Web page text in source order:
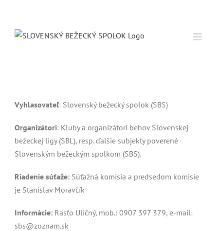
content
Vyhlasovateľ: Slovenský bežecký spolok (SBS)
Organizátori: Kluby a organizátori behov Slovenskej
bežeckej ligy (SBL), resp. ďalšie subjekty poverené
Slovenským bežeckým spolkom (SBS).
Riadenie súťaže: Súťažná komisia a predsedom komisie
je Stanislav Moravčík
Informácie: Rasťo Uličný, mob.: 0907 397 379, e-mail:
sbs@zoznam.sk